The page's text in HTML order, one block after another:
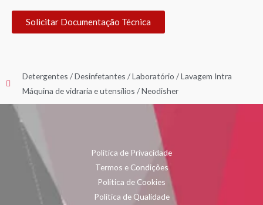
Solicitar Documentação Técnica
Detergentes / Desinfetantes /Laboratório /Lavagem Intra
Máquina de vidraria e utensílios /Neodisher
Politica de Privacidade
Termos e Condições
Politica de Cookies
Politica de Qualidade